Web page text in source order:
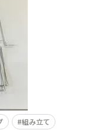
組み立て